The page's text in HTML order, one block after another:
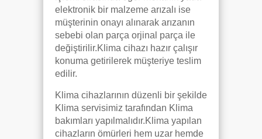
elektronik bir malzeme arızalı ise
müşterinin onayı alınarak arızanın
sebebi olan parça orjinal parça ile
değiştirilir.Klima cihazı hazır çalışır
konuma getirilerek müşteriye teslim
edilir.
Klima cihazlarının düzenli bir şekilde
Klima servisimiz tarafından Klima
bakımları yapılmalıdır.Klima yapılan
cihazların ömürleri hem uzar hemde